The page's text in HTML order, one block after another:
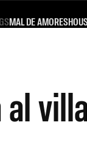
MAL DE AMORES